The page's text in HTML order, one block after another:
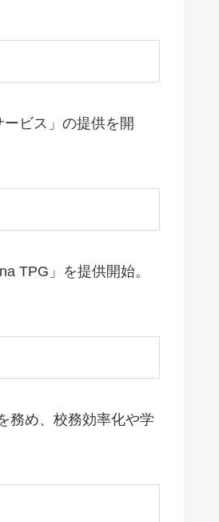
ビス」の提供を開
TPG」を提供開始。
務め、校務効率化や学